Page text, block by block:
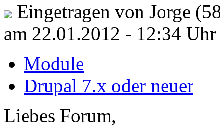
Eingetragen von Jorge
am 22.01.2012 - 12:34 Uhr
Module
Drupal 7.x oder neuer
Liebes Forum,